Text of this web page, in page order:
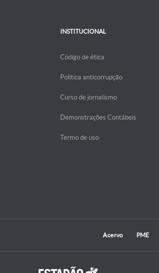
INSTITUCIONAL
Código de ética
Politica anticorrupção
Curso de jornalismo
Demonstrações Contábeis
Termo de uso
Acervo PME